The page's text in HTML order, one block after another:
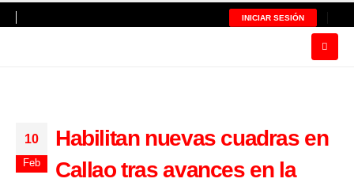
INICIAR SESIÓN
10
Feb
Habilitan nuevas cuadras en
Callao tras avances en la